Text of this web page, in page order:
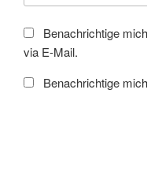
Benachrichtige
via E-Mail.
Benachrichtige